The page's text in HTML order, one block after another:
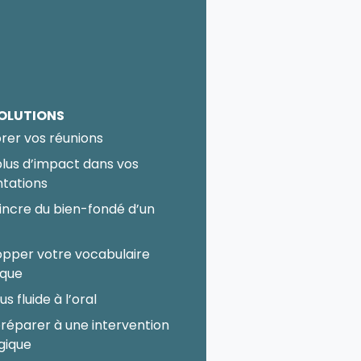
vos réunions
d’impact dans vos
du bien-fondé d’un
votre vocabulaire
fluide à l’oral
à une intervention